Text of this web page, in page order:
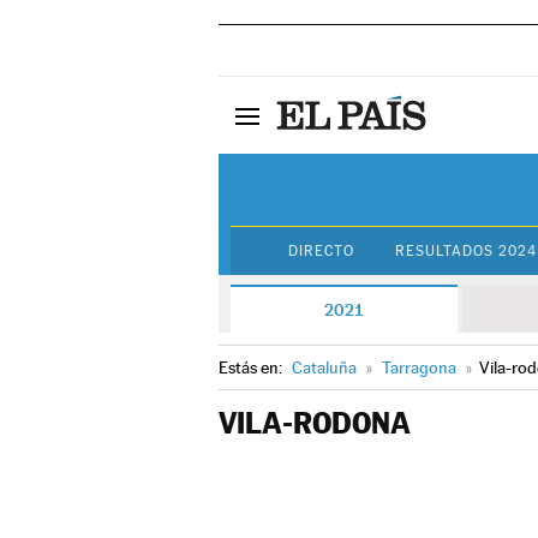
DIRECTO RESULTADOS 2024
2021
Estás en: Cataluña » Tarragona » Vila-
VILA-RODONA